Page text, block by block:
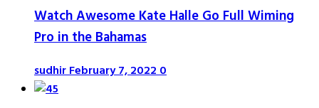
Watch Awesome Kate Halle Go Full Wiming
Pro in the Bahamas
sudhirFebruary 7, 20220